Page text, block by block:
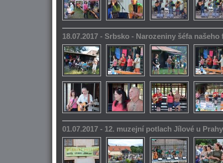
18.07.2017 - Srbsko - Narozeniny šéfa našeho
01.07.2017 - 12. muzejní potlach Jílové u Prahy